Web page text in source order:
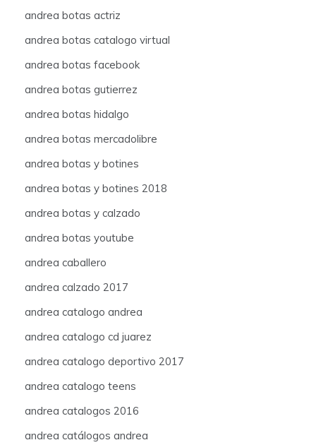
andrea botas actriz
andrea botas catalogo virtual
andrea botas facebook
andrea botas gutierrez
andrea botas hidalgo
andrea botas mercadolibre
andrea botas y botines
andrea botas y botines 2018
andrea botas y calzado
andrea botas youtube
andrea caballero
andrea calzado 2017
andrea catalogo andrea
andrea catalogo cd juarez
andrea catalogo deportivo 2017
andrea catalogo teens
andrea catalogos 2016
andrea catálogos andrea